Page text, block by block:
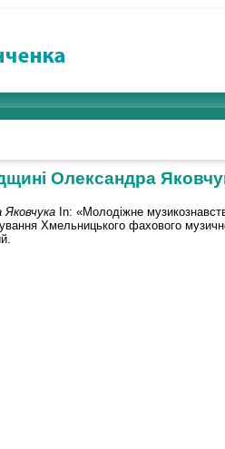
Олександра
Яковчука In: «Молодіжне
Хмельницького фахового